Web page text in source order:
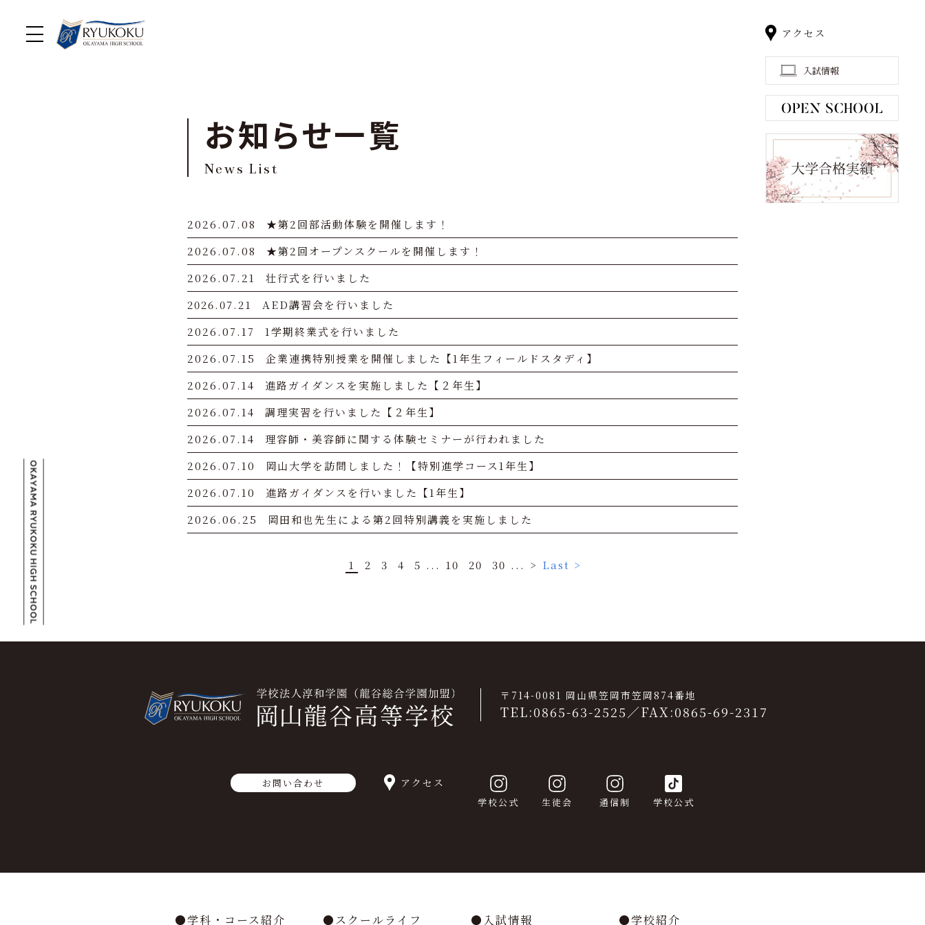
アクセス
入試情報
お知らせ一覧
News List
2026.07.08
★第2回部活動体験を開催します！
2026.07.08
★第2回オープンスクールを開催します！
2026.07.21
壮行式を行いました
2026.07.21
AED講習会を行いました
2026.07.17
1学期終業式を行いました
2026.07.15
企業連携特別授業を開催しました【1年生フィールドスタディ】
2026.07.14
進路ガイダンスを実施しました【２年生】
2026.07.14
調理実習を行いました【２年生】
2026.07.14
理容師・美容師に関する体験セミナーが行われました
2026.07.10
岡山大学を訪問しました！【特別進学コース1年生】
2026.07.10
進路ガイダンスを行いました【1年生】
2026.06.25
岡田和也先生による第2回特別講義を実施しました
1 2 3 4 5 ... 10 20 30 ... > Last >
〒714-0081 岡山県笠岡市笠岡874番地
TEL:0865-63-2525 ／FAX:0865-69-2317
お問い合わせ アクセス
学校公式 生徒会 通信制 学校公式
学科・コース紹介 スクールライフ 入試情報 学校紹介